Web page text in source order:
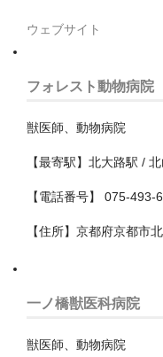
柏市
ウェブサイト
フォレスト動物病院
獣医師、動物病院
【最寄駅】北大路駅 /
【電話番号】 075-493-
【住所】京都府京都市
一ノ橋獣医科病院
獣医師、動物病院